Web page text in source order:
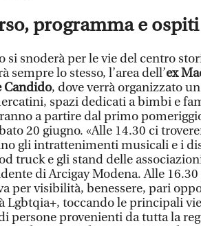
programma e ospiti
si snoderà per le vie del centro
sempre lo stesso, l’area dell’ex
Candido, dove verrà organizzato
spazi dedicati a bimbi e
a partire dal primo
20 giugno. «Alle 14.30 ci
gli intrattenimenti musicali e i
truck e gli stand delle
di Arcigay Modena. Alle
per visibilità, benessere, pari
Lgbtqia+, toccando le principali
persone provenienti da tutta la